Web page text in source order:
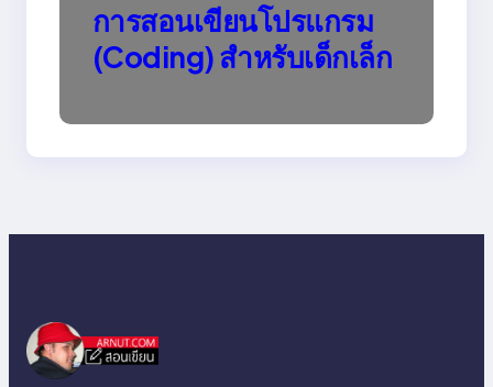
การสอนเขียนโปรแกรม
(Coding) สำหรับเด็กเล็ก